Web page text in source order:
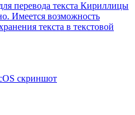
перевода текста Кириллицы
Имеется возможность
текста в текстовой